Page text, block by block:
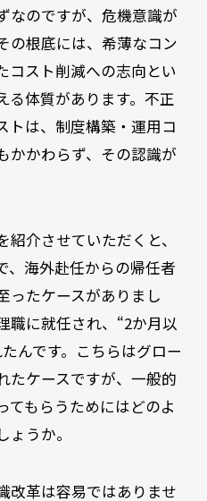
なのですが、危機意識が
の根底には、希薄なコン
コスト削減への志向とい
る体質があります。不正
トは、制度構築・運用コ
かかわらず、その認識が
介させていただくと、
、海外赴任からの帰任者
ったケースがありまし
職に就任され、“2か月以
んです。こちらはグロー
たケースですが、一般的
てもらうためにはどのよ
うか。
改革は容易ではありませ